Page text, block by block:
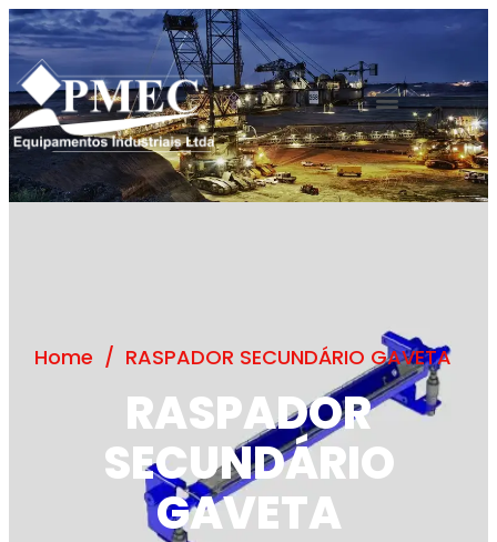
Home / RASPADOR SECUNDÁRIO GAVETA
RASPADOR
SECUNDÁRIO
GAVETA